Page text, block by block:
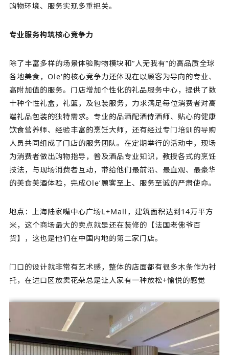
购物环境、服务实现多重把关。
专业服务构筑核心竞争力
除了丰富多样的场景体验购物模块和“人无我有”的高品质全球
各地美食，Ole'的核心竞争力还体现在以顾客为导向的专业、
高附加值的服务。门店增加个性化的礼品服务中心，提供了数
十种个性礼盒，礼篮，及包装服务，力求满足每位消费者对高
端礼品包装的独特需求。专业的品酒配酒侍酒师、贴心的健康
饮食营养师、经验丰富的烹饪大师，还有经过专门培训的导购
人员共同组成了门店的服务团队。在定期举行的活动中，现场
为消费者做出购物指导，普及酒品专业知识，教授各式的烹饪
技法，与现场消费者互动，带给他们最前沿、最直观、最豪华
的美食美酒体验，完成Ole’顾客至上、服务至诚的严肃使命。
地点：上海陆家嘴中心广场L+Mall，建筑面积达到14万平方
米，这个商场最大的卖点就是还在装修的【法国老佛爷百
货】，这也是他们在中国内地的第二家门店。
门口的设计就非常有艺术感，整体的店面都有很多木条作为衬
托，在进口区放卖花朵总是让人家有一种放松+愉悦的感觉